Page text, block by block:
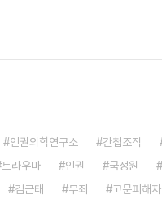
인권의학연구소 간첩조작
트라우마 인권 국정원
김근태 무죄 고문피해자